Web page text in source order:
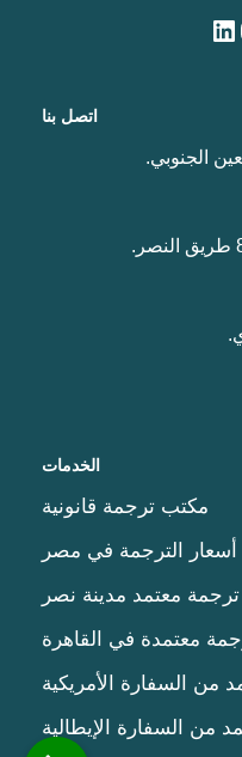
اتصل بنا
الخدمات
مكتب ترجمة قانونية
أسعار الترجمة في مصر
معتمد مدينة نصر
معتمدة في القاهرة
من السفارة الأمريكية
من السفارة الإيطالية